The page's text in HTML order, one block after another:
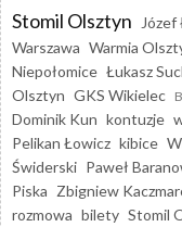
Stomil Olsztyn
Warszawa Warmia
Niepołomice Łukasz
Olsztyn GKS Wikielec
Dominik Kun kontuzje
Pelikan Łowicz kibice
Świderski Paweł
Piska Zbigniew
rozmowa bilety Stomil